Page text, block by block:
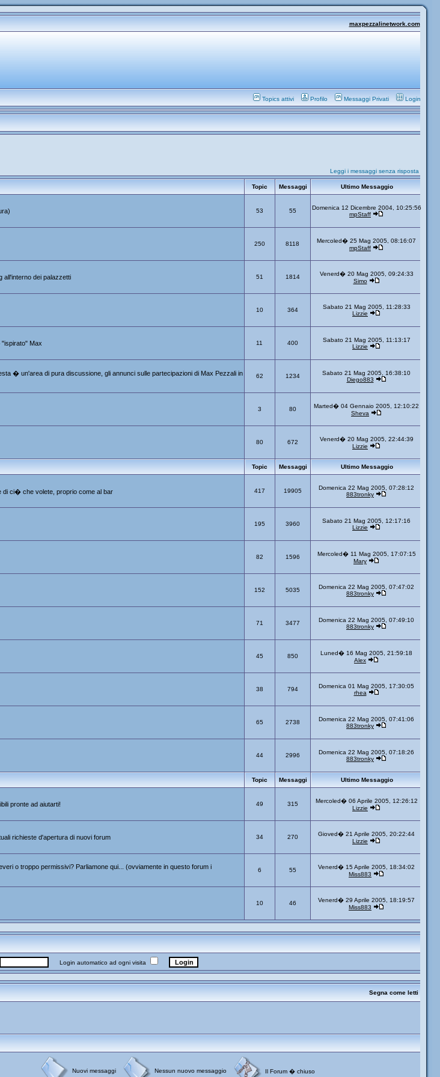
maxpezzalinetwork.com
Topics attivi Profilo Messaggi Privati Login
Leggi i messaggi senza risposta
Topic Messaggi Ultimo Messaggio
53 55
Domenica 12 Dicembre 2004, 10:25:56
mpStaff
250 8118
Mercoled� 25 Mag 2005, 08:16:07
mpStaff
all'interno dei palazzetti
51 1814
Venerd� 20 Mag 2005, 09:24:33
Simo
10 364
Sabato 21 Mag 2005, 11:28:33
Lizzie
Max
11 400
Sabato 21 Mag 2005, 11:13:17
Lizzie
� un'area di pura discussione, gli annunci sulle partecipazioni di Max Pezzali in
62 1234
Sabato 21 Mag 2005, 16:38:10
Diego883
3 80
Marted� 04 Gennaio 2005, 12:10:22
Sheva
80 672
Venerd� 20 Mag 2005, 22:44:39
Lizzie
Topic Messaggi Ultimo Messaggio
di ci� che volete, proprio come al bar
417 19905
Domenica 22 Mag 2005, 07:28:12
883tronky
195 3960
Sabato 21 Mag 2005, 12:17:16
Lizzie
82 1596
Mercoled� 11 Mag 2005, 17:07:15
Mary
152 5035
Domenica 22 Mag 2005, 07:47:02
883tronky
71 3477
Domenica 22 Mag 2005, 07:49:10
883tronky
45 850
Luned� 16 Mag 2005, 21:59:18
Alex
38 794
Domenica 01 Mag 2005, 17:30:05
rhea
65 2738
Domenica 22 Mag 2005, 07:41:06
883tronky
44 2996
Domenica 22 Mag 2005, 07:18:26
883tronky
Topic Messaggi Ultimo Messaggio
pronte ad aiutarti!
49 315
Mercoled� 06 Aprile 2005, 12:26:12
Lizzie
richieste d'apertura di nuovi forum
34 270
Gioved� 21 Aprile 2005, 20:22:44
Lizzie
o troppo permissivi? Parliamone qui... (ovviamente in questo forum i
6 55
Venerd� 15 Aprile 2005, 18:34:02
Miss883
10 46
Venerd� 29 Aprile 2005, 18:19:57
Miss883
Login automatico ad ogni visita
Segna come letti
Nuovi messaggi Nessun nuovo messaggio Il Forum � chiuso